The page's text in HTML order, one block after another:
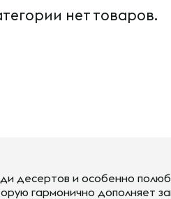
нет товаров.
десертов и особенно
гармонично дополняет